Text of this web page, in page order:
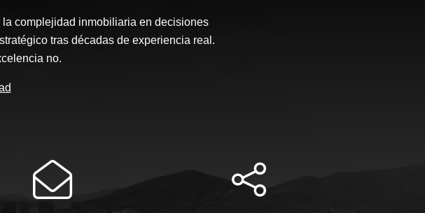
complejidad inmobiliaria en decisiones
tras décadas de experiencia real.
no.